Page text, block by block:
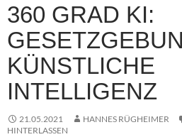
360 GRAD KI:
KÜNSTLICHE
INTELLIGENZ
21.05.2021 HANNES RÜGHEIMER
HINTERLASSEN